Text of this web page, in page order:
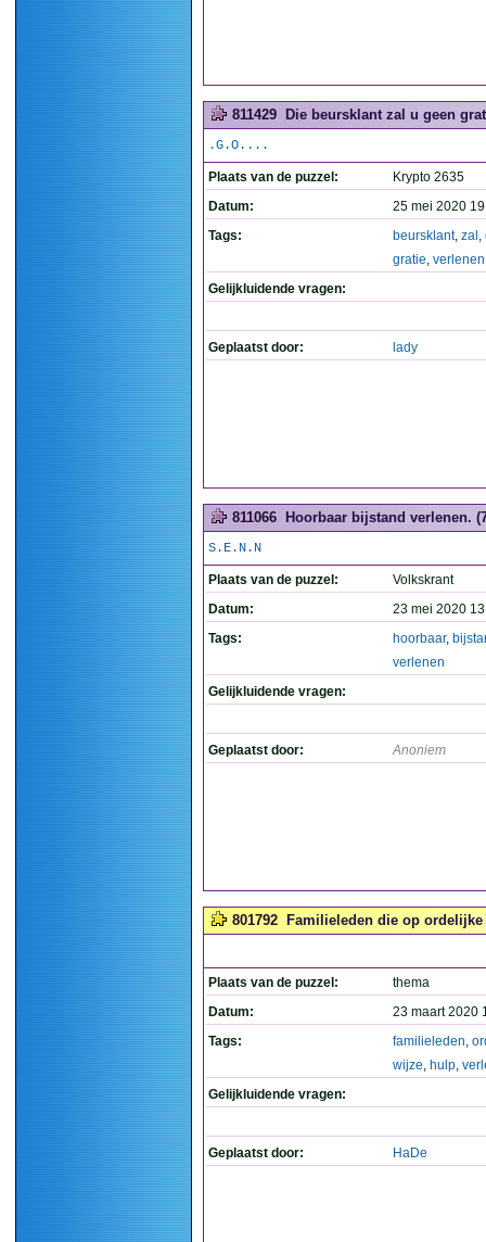
811429 Die beursklant zal u geen
.G.O....
Plaats van de puzzel:
Krypto 2635
Datum:
25 mei 2020
Tags:
beursklant, zal ,
gratie, verlenen
Gelijkluidende vragen:
Geplaatst door: lady
811066 Hoorbaar bijstand verlenen.
S.E.N.N
Plaats van de puzzel:
Volkskrant
Datum:
23 mei 2020
Tags:
hoorbaar,
verlenen
Gelijkluidende vragen:
Geplaatst door: Anoniem
801792 Familieleden die op
Plaats van de puzzel:
thema
Datum:
23 maart 2020
Tags:
familieleden,
wijze, hulp,
Gelijkluidende vragen:
Geplaatst door: HaDe